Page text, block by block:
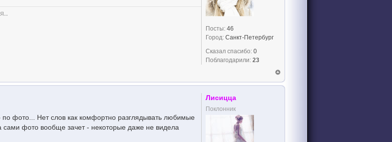
Посты: 46
Город: Санкт-Петербург
Сказал спасибо: 0
Поблагодарили: 23
по фото... Нет слов как комфортно разглядывать любимые
фото вообще зачет - некоторые даже не видела
Лисицца
Поклонник